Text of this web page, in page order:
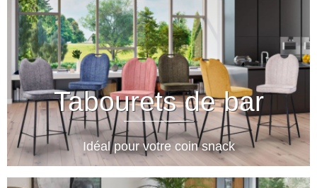
Tabourets de bar
Idéal pour votre coin snack